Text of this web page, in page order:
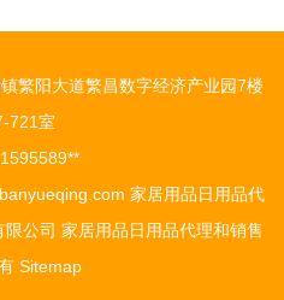
繁阳大道繁昌数字经济产业园7楼
721室
家居用品日用品代
公司 家居用品日用品代理和销售
Sitemap